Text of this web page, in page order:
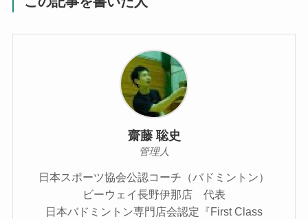
齋藤 聡史
管理人
日本スポーツ協会公認コーチ（バドミントン）
ビーウェイ長野伊那店 代表
日本バドミントン専門店会認定『First Class